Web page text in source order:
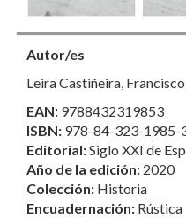
Autor/es
Leira Castiñeira, Francisco
EAN: 9788432319853
ISBN: 978-84-323-1985-
Editorial:Siglo XXI de
Año de la edición: 2020
Colección: Historia
Encuadernación: Rústica